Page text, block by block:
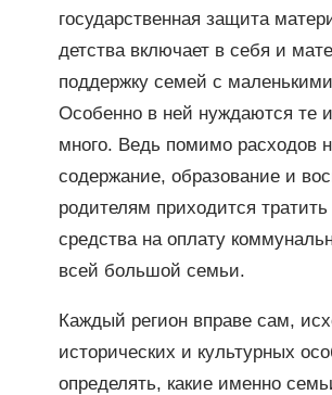
государственная защита
детства включает в себя и
поддержку семей с
Особенно в ней нуждаются те
много. Ведь помимо расходов
содержание, образование и
родителям приходится
средства на оплату
всей большой семьи.
Каждый регион вправе сам,
исторических и культурных
определять, какие именно